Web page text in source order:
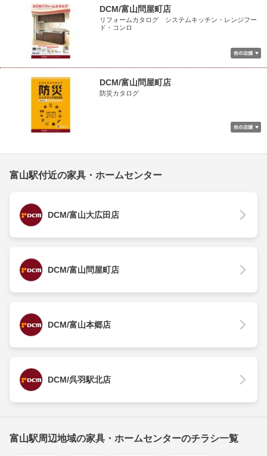
DCM/富山問屋町店
リフォームカタログ システムキッチン・レンジフー
ド・コンロ
DCM/富山問屋町店
防災カタログ
富山駅付近の家具・ホームセンター
DCM/富山大広田店
DCM/富山問屋町店
DCM/富山本郷店
DCM/呉羽駅北店
富山駅周辺地域の家具・ホームセンターのチラシ一覧